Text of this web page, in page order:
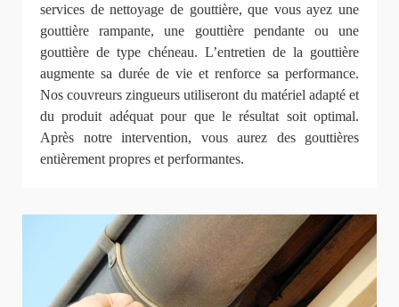
services de nettoyage de gouttière, que vous ayez une
gouttière rampante, une gouttière pendante ou une
gouttière de type chéneau. L’entretien de la gouttière
augmente sa durée de vie et renforce sa performance.
Nos couvreurs zingueurs utiliseront du matériel adapté et
du produit adéquat pour que le résultat soit optimal.
Après notre intervention, vous aurez des gouttières
entièrement propres et performantes.